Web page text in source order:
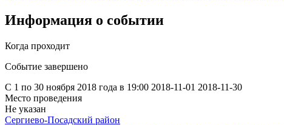
Информация о событии
Когда проходит
Событие завершено
С 1 по 30 ноября 2018 года в 19:00 2018-11-01 2018-11-30
Место проведения
Не указан
Сергиево-Посадский район